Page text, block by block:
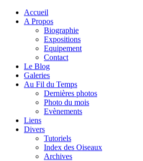
Accueil
A Propos
Biographie
Expositions
Equipement
Contact
Le Blog
Galeries
Au Fil du Temps
Dernières photos
Photo du mois
Evènements
Liens
Divers
Tutoriels
Index des Oiseaux
Archives